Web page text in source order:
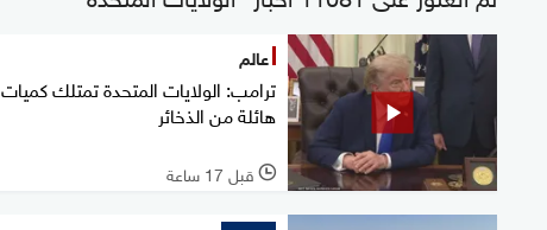
عالم
ترامب: الولايات المتحدة تمتلك كميات
هائلة من الذخائر
l قبل 17 ساعة